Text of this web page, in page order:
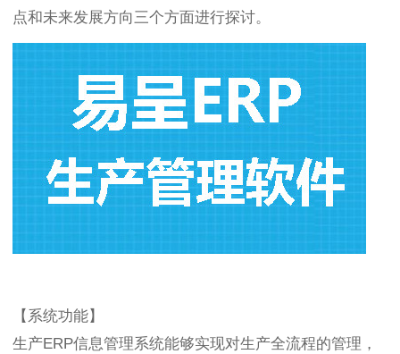
点和未来发展方向三个方面进行探讨。
【系统功能】
生产ERP信息管理系统能够实现对生产全流程的管理，